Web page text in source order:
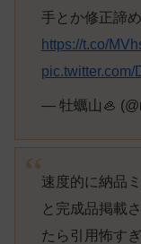
手とか修正諦
https://t.co/
pic.twitter.com/
— 牡蠣山🦪
速度的に納品
と完成品掲載
たら引用怖す